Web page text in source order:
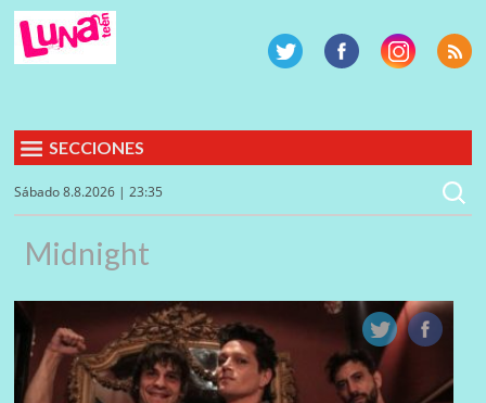
SECCIONES
Sábado 8.8.2026 | 23:35
Midnight